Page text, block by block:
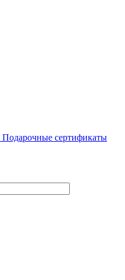
Подарочные сертификаты